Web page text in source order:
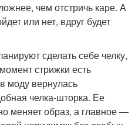
чем отстричь каре. А
или нет, вдруг будет
сделать себе челку,
стрижки есть
моду вернулась
челка-шторка. Ее
меняет образ, а главное —